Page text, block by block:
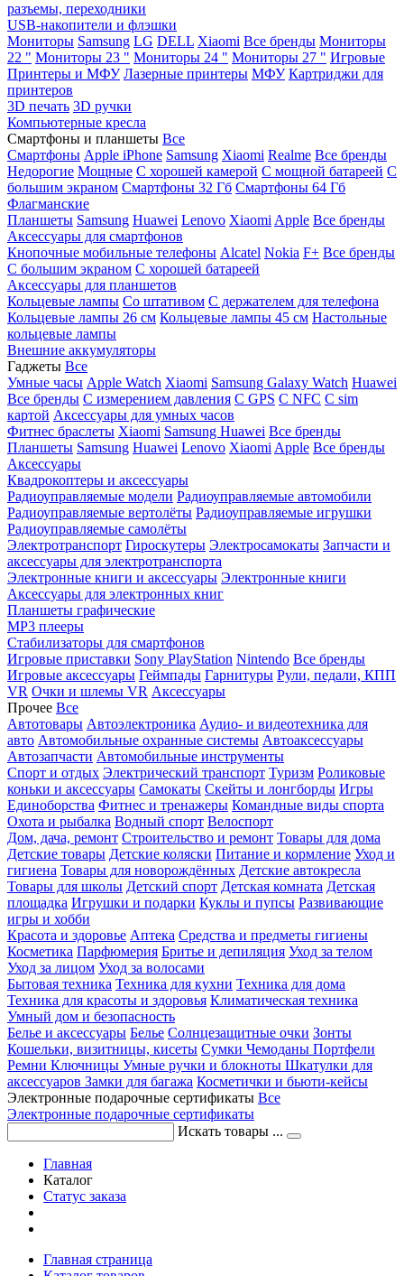
разъемы, переходники
USB-накопители и флэшки
Мониторы Samsung LG DELL Xiaomi Все бренды Мониторы
22 " Мониторы 23 " Мониторы 24 " Мониторы 27 " Игровые
Принтеры и МФУ Лазерные принтеры МФУ Картриджи для
принтеров
3D печать 3D ручки
Компьютерные кресла
Смартфоны и планшеты Все
Смартфоны Apple iPhone Samsung Xiaomi Realme Все бренды
Недорогие Мощные С хорошей камерой С мощной батареей С
большим экраном Смартфоны 32 Гб Смартфоны 64 Гб
Флагманские
Планшеты Samsung Huawei Lenovo Xiaomi Apple Все бренды
Аксессуары для смартфонов
Кнопочные мобильные телефоны Alcatel Nokia F+ Все бренды
С большим экраном С хорошей батареей
Аксессуары для планшетов
Кольцевые лампы Со штативом C держателем для телефона
Кольцевые лампы 26 см Кольцевые лампы 45 см Настольные
кольцевые лампы
Внешние аккумуляторы
Гаджеты Все
Умные часы Apple Watch Xiaomi Samsung Galaxy Watch Huawei
Все бренды C измерением давления C GPS C NFC C sim
картой Аксессуары для умных часов
Фитнес браслеты Xiaomi Samsung Huawei Все бренды
Планшеты Samsung Huawei Lenovo Xiaomi Apple Все бренды
Аксессуары
Квадрокоптеры и аксессуары
Радиоуправляемые модели Радиоуправляемые автомобили
Радиоуправляемые вертолёты Радиоуправляемые игрушки
Радиоуправляемые самолёты
Электротранспорт Гироскутеры Электросамокаты Запчасти и
аксессуары для электротранспорта
Электронные книги и аксессуары Электронные книги
Аксессуары для электронных книг
Планшеты графические
MP3 плееры
Стабилизаторы для смартфонов
Игровые приставки Sony PlayStation Nintendo Все бренды
Игровые аксессуары Геймпады Гарнитуры Рули, педали, КПП
VR Очки и шлемы VR Аксессуары
Прочее Все
Автотовары Автоэлектроника Аудио- и видеотехника для
авто Автомобильные охранные системы Автоаксессуары
Автозапчасти Автомобильные инструменты
Спорт и отдых Электрический транспорт Туризм Роликовые
коньки и аксессуары Самокаты Скейты и лонгборды Игры
Единоборства Фитнес и тренажеры Командные виды спорта
Охота и рыбалка Водный спорт Велоспорт
Дом, дача, ремонт Строительство и ремонт Товары для дома
Детские товары Детские коляски Питание и кормление Уход и
гигиена Товары для новорождённых Детские автокресла
Товары для школы Детский спорт Детская комната Детская
площадка Игрушки и подарки Куклы и пупсы Развивающие
игры и хобби
Красота и здоровье Аптека Средства и предметы гигиены
Косметика Парфюмерия Бритье и депиляция Уход за телом
Уход за лицом Уход за волосами
Бытовая техника Техника для кухни Техника для дома
Техника для красоты и здоровья Климатическая техника
Умный дом и безопасность
Белье и аксессуары Белье Солнцезащитные очки Зонты
Кошельки, визитницы, кисеты Сумки Чемоданы Портфели
Ремни Ключницы Умные ручки и блокноты Шкатулки для
аксессуаров Замки для багажа Косметички и бьюти-кейсы
Электронные подарочные сертификаты Все
Электронные подарочные сертификаты
Искать товары ...
Главная
Каталог
Статус заказа
Главная страница